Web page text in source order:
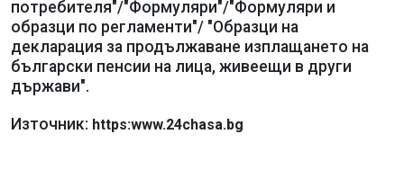
потребителя"/"Формуляри"/"Формуляри и
образци по регламенти"/ "Образци на
декларация за продължаване изплащането на
български пенсии на лица, живеещи в други
държави".
Източник: https:www.24chasa.bg